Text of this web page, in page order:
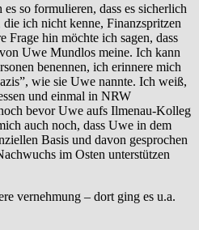
so formulieren, dass es sicherlich
die ich nicht kenne, Finanzspritzen
Frage hin möchte ich sagen, dass
Uwe Mundlos meine. Ich kann
benennen, ich erinnere mich
wie sie Uwe nannte. Ich weiß,
und einmal in NRW
bevor Uwe aufs Ilmenau-Kolleg
auch noch, dass Uwe in dem
Basis und davon gesprochen
im Osten unterstützen
vernehmung – dort ging es u.a.